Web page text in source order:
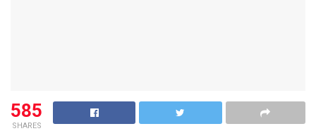
585
SHARES